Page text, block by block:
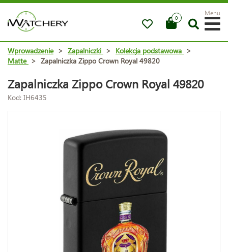
0
Menu
Wprowadzenie > Zapalniczki > Kolekcja podstawowa >
Matte > Zapalniczka Zippo Crown Royal 49820
Zapalniczka Zippo Crown Royal 49820
Kod: IH6435